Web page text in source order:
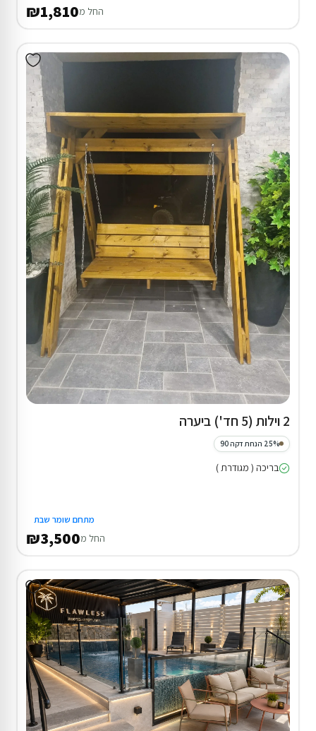
החל מ₪1,810
2 וילות (5 חד') ביערה
25% הנחת דקה 90
בריכה ( מגודרת )
מתחם שומר שבת
החל מ₪3,500